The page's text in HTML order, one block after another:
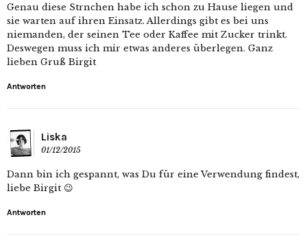
Genau diese Strnchen habe ich schon zu Hause liegen und
sie warten auf ihren Einsatz. Allerdings gibt es bei uns
niemanden, der seinen Tee oder Kaffee mit Zucker trinkt.
Deswegen muss ich mir etwas anderes überlegen. Ganz
lieben Gruß Birgit
Antworten
Liska
01/12/2015
Dann bin ich gespannt, was Du für eine Verwendung findest,
liebe Birgit 😉
Antworten